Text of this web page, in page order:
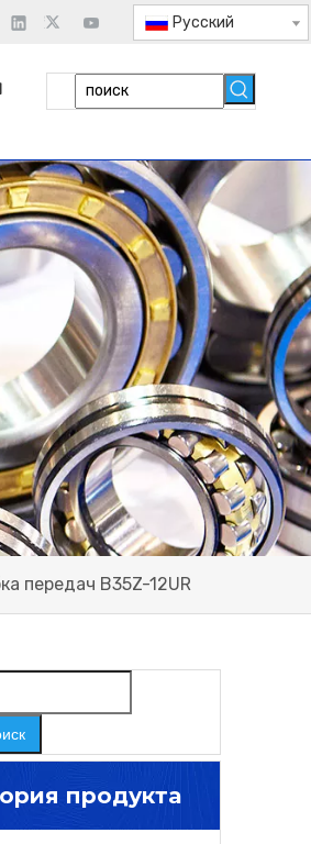
Pусский
передач B35Z-12UR
продукта